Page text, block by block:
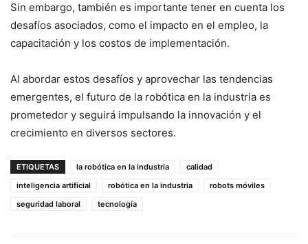
Sin embargo, también es importante tener en cuenta los
desafíos asociados, como el impacto en el empleo, la
capacitación y los costos de implementación.
Al abordar estos desafíos y aprovechar las tendencias
emergentes, el futuro de la robótica en la industria es
prometedor y seguirá impulsando la innovación y el
crecimiento en diversos sectores.
ETIQUETAS la robótica en la industria
calidad
inteligencia artificial
robótica en la industria
robots móviles
seguridad laboral
tecnología